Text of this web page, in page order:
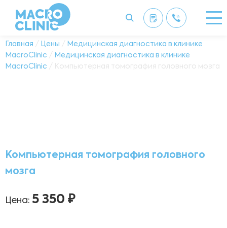
Главная / Цены /
Медицинская диагностика в клинике
MacroClinic /
Медицинская диагностика в клинике
MacroClinic / Компьютерная томография головного мозга
Компьютерная томография головного
мозга
Цена: 5 350 ₽